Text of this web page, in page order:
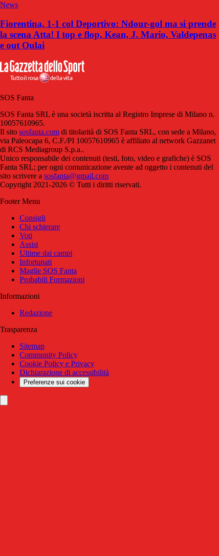
News
Fiorentina, 1-1 col Deportivo: Ndour-gol ma si prende
la scena Atta! I top e flop, Kean, J. Mario, Valdepenas
e out Oulai
SOS Fanta
SOS Fanta SRL è una società iscritta al Registro Imprese di Milano n.
10057610965.
Il sito sosfanta.com di titolarità di SOS Fanta SRL, con sede a Milano,
via Paleocapa 6, C.F./PI 10057610965 è affiliato al network Gazzanet
di RCS Mediagroup S.p.a..
Unico responsabile dei contenuti (testi, foto, video e grafiche) è SOS
Fanta SRL; per ogni comunicazione avente ad oggetto i contenuti del
sito scrivere a sosfanta@gmail.com
Copyright 2021-2026 © Tutti i diritti riservati.
Footer Menu
Consigli
Chi schierare
Voti
Assist
Ultime dai campi
Infortunati
Maglie SOS Fanta
Probabili Formazioni
Informazioni
Redazione
Trasparenza
Sitemap
Community Policy
Cookie Policy e Privacy
Dichiarazione di accessibilità
Preferenze sui cookie